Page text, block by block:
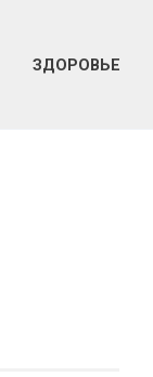
ЗДОРОВЬЕ